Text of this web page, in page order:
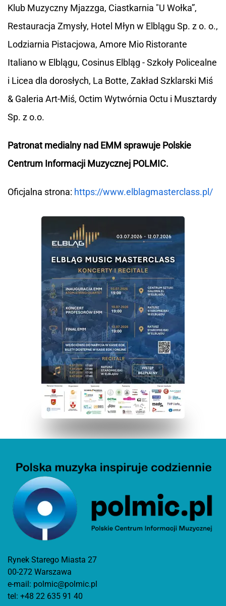
Klub Muzyczny Mjazzga, Ciastkarnia "U Wołka”,
Restauracja Zmysły, Hotel Młyn w Elblągu Sp. z o. o.,
Lodziarnia Pistacjowa, Amore Mio Ristorante
Italiano w Elblągu, Cosinus Elbląg - Szkoły Policealne
i Licea dla dorosłych, La Botte, Zakład Szklarski Miś
& Galeria Art-Miś, Octim Wytwórnia Octu i Musztardy
Sp. z o.o.
Patronat medialny nad EMM sprawuje Polskie
Centrum Informacji Muzycznej POLMIC.
Oficjalna strona: https://www.elblagmasterclass.pl/
Rynek Starego Miasta 27
00-272 Warszawa
e-mail: polmic@polmic.pl
tel: +48 22 635 91 40